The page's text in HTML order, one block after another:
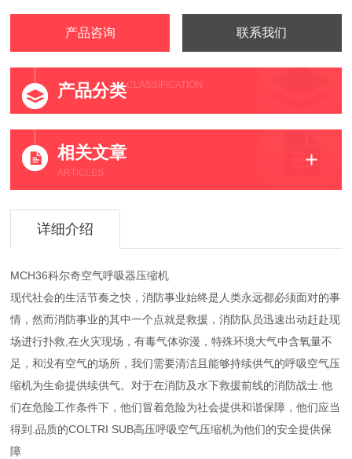
产品咨询 联系我们
产品分类CLASSIFICATION
相关文章
ARTICLES
详细介绍
MCH36科尔奇空气呼吸器压缩机
现代社会的生活节奏之快，消防事业始终是人类永远都必须面对的事
情，然而消防事业的其中一个点就是救援，消防队员迅速出动赶赴现
场进行扑救,在火灾现场，有毒气体弥漫，特殊环境大气中含氧量不
足，和没有空气的场所，我们需要清洁且能够持续供气的呼吸空气压
缩机为生命提供续供气。对于在消防及水下救援前线的消防战士.他
们在危险工作条件下，他们冒着危险为社会提供和谐保障，他们应当
得到.品质的COLTRI SUB高压呼吸空气压缩机为他们的安全提供保
障